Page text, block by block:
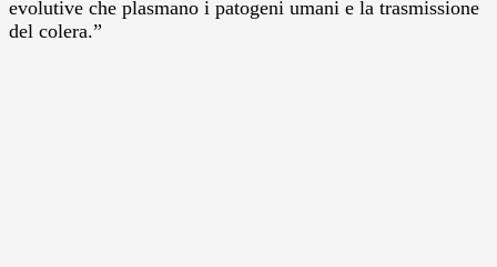
evolutive che plasmano i patogeni umani e la trasmissione
del colera.”